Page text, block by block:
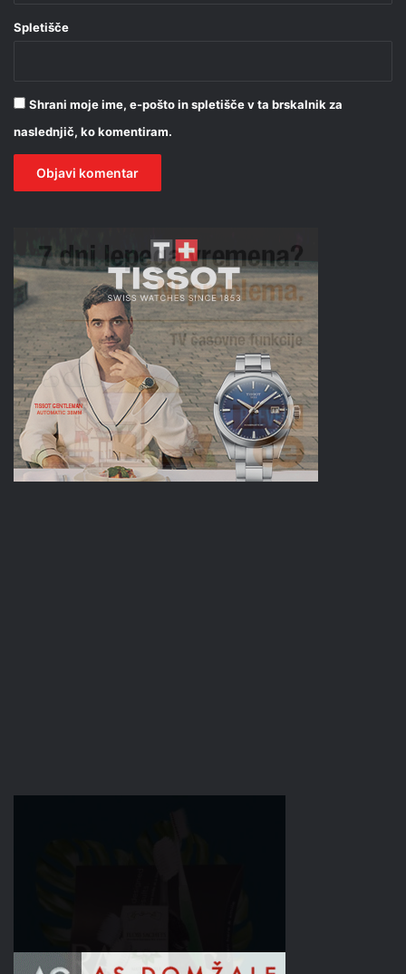
Spletišče
Shrani moje ime, e-pošto in spletišče v ta brskalnik za
naslednjič, ko komentiram.